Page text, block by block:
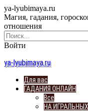
ya-lyubimaya.ru
Магия, гадания,
отношения
Войти
ya-lyubimaya.ru
Для вас
ГАДАНИЯ ОНЛАЙН
Все
НА